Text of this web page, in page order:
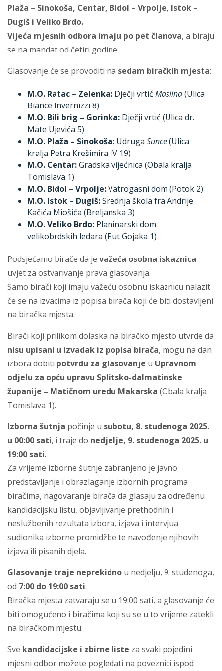
Plaža – Sinokoša, Centar, Bidol – Vrpolje, Istok –
Dugiš i Veliko Brdo.
Vijeća mjesnih odbora imaju po pet članova, a biraju
se na mandat od četiri godine.
Glasovanje će se provoditi na sedam biračkih mjesta:
M.O. Ratac – Zelenka: Dječji vrtić Maslina(Ulica
Biance Invernizzi 8)
M.O. Bili brig – Gorinka: Dječji vrtić (Ulica dr.
Mate Ujevića 5)
M.O. Plaža – Sinokoša: Udruga Sunce(Ulica
kralja Petra Krešimira IV 19)
M.O. Centar:Gradska vijećnica (Obala kralja
Tomislava 1)
M.O. Bidol – Vrpolje:Vatrogasni dom (Potok 2)
M.O. Istok – Dugiš:Srednja škola fra Andrije
Kačića Miošića (Breljanska 3)
M.O. Veliko Brdo: Planinarski dom
velikobrdskih ledara (Put Gojaka 1)
Podsjećamo birače da je važeća osobna iskaznica
uvjet za ostvarivanje prava glasovanja.
Samo birači koji imaju važeću osobnu iskaznicu nalazit
će se na izvacima iz popisa birača koji će biti dostavljeni
na biračka mjesta.
Birači koji prilikom dolaska na biračko mjesto utvrde da
nisu upisani u izvadak iz popisa birača, mogu na dan
izbora dobiti potvrdu za glasovanje u Upravnom
odjelu za opću upravu Splitsko-dalmatinske
županije – Matičnom uredu Makarska (Obala kralja
Tomislava 1).
Izborna šutnja počinje u subotu, 8. studenoga 2025.
u 00:00 sati, i traje do nedjelje, 9. studenoga 2025. u
19:00 sati.
Za vrijeme izborne šutnje zabranjeno je javno
predstavljanje i obrazlaganje izbornih programa
biračima, nagovaranje birača da glasaju za određenu
kandidacijsku listu, objavljivanje prethodnih i
neslužbenih rezultata izbora, izjava i intervjua
sudionika izborne promidžbe te navođenje njihovih
izjava ili pisanih djela.
Glasovanje traje neprekidno u nedjelju, 9. studenoga,
od 7:00 do 19:00 sati.
Biračka mjesta zatvaraju se u 19:00 sati, a glasovanje će
biti omogućeno i biračima koji su se u to vrijeme zatekli
na biračkom mjestu.
Sve kandidacijske i zbirne liste za svaki pojedini
mjesni odbor možete pogledati na poveznici ispod